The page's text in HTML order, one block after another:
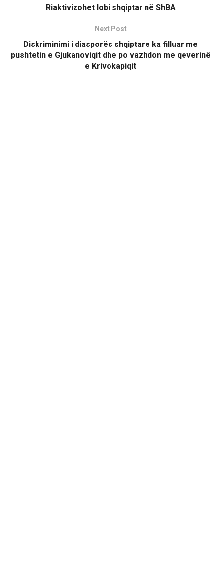
Riaktivizohet lobi shqiptar në ShBA
Next Post
Diskriminimi i diasporës shqiptare ka filluar me
pushtetin e Gjukanoviqit dhe po vazhdon me qeverinë
e Krivokapiqit